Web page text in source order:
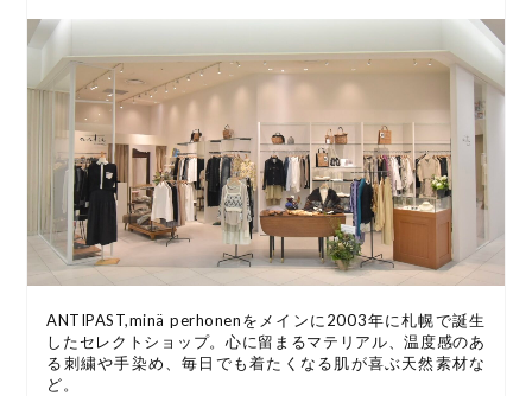
ANTIPAST,minä perhonenをメインに2003年に札幌で誕生
したセレクトショップ。心に留まるマテリアル、温度感のあ
る刺繍や手染め、毎日でも着たくなる肌が喜ぶ天然素材な
ど。